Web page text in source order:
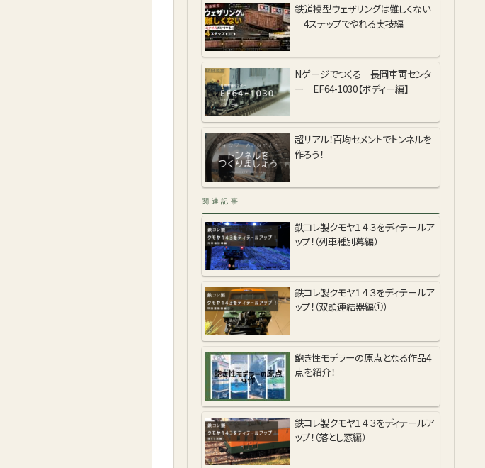
鉄道模型ウェザリングは難しくない
｜4ステップでやれる実技編
Nゲージでつくる 長岡車両センタ
ー EF64-1030【ボディー編】
超リアル！百均セメントでトンネルを
作ろう！
関連記事
鉄コレ製クモヤ１４３をディテールア
ップ！（列車種別幕編）
鉄コレ製クモヤ１４３をディテールア
ップ！（双頭連結器編①）
飽き性モデラーの原点となる作品4
点を紹介！
鉄コレ製クモヤ１４３をディテールア
ップ！（落とし窓編）